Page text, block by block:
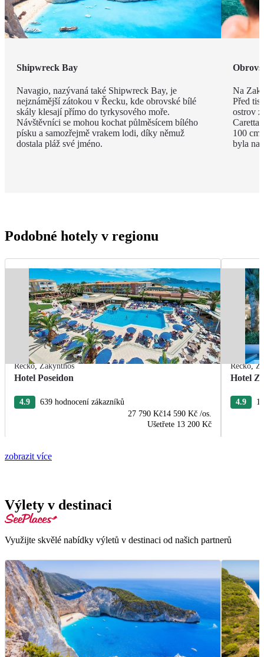
Shipwreck Bay
Navagio, nazývaná také Shipwreck Bay, je
nejznámější zátokou v Řecku, kde obrovské bílé
skály klesají přímo do tyrkysového moře.
Návštěvníci se mohou kochat půlměsícem bílého
písku a samozřejmě vrakem lodi, díky němuž
dostala pláž své jméno.
Na
Před
ostrov
Caretta
100 cm
byla na
Podobné hotely v regionu
Řecko,Zakynthos
Hotel Poseidon
4.9
639 hodnocení zákazníků
27 790 Kč14 590 Kč /os.
Ušetřete 13 200 Kč
Řecko,
Hotel
4.9
zobrazit více
Výlety v destinaci
Využijte skvělé nabídky výletů v destinaci od našich partnerů